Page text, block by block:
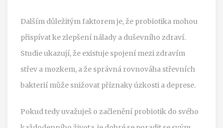
Dalším důležitým faktorem je, že probiotika mohou
přispívat ke zlepšení nálady a duševního zdraví.
Studie ukazují, že existuje spojení mezi zdravím
střev a mozkem, a že správná rovnováha střevních
bakterií může snižovat příznaky úzkosti a deprese.
Pokud tedy uvažuješ o začlenění probiotik do svého